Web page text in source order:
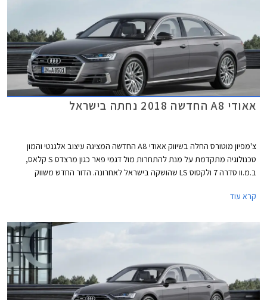
אאודי A8 החדשה 2018 נחתה בישראל
צ'מפיון מוטורס החלה בשיווק אאודי A8 החדשה המציגה עיצוב אלגנטי והמון
טכנולוגיה מתקדמת על מנת להתחרות מול דגמי פאר כגון מרצדס S קלאס,
ב.מ.וו סדרה 7 ולקסוס LS שהושקה בישראל לאחרונה. הדור החדש משווק
קרא עוד